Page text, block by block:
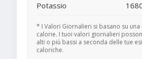
Potassio
* I Valori Giornalieri si basano su
calorie. I tuoi valori giornalieri
alti o più bassi a seconda delle tue
caloriche.